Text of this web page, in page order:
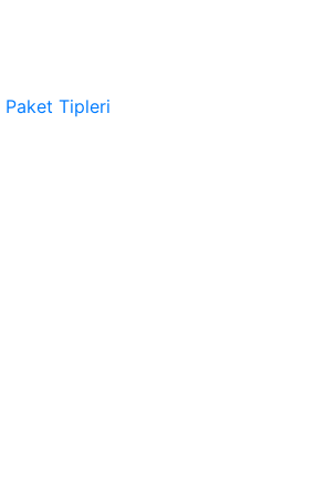
Paket Tipleri